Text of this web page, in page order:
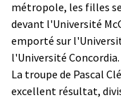
métropole, les filles
devant l'Université
emporté sur
l'Université Concordia.
La troupe de Pascal
excellent résultat,